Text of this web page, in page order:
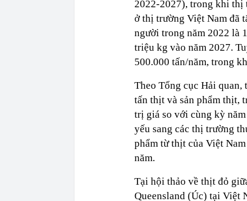
2022-2027), trong khi thị
ở thị trường Việt Nam đã
người trong năm 2022 là
triệu kg vào năm 2027.
500.000 tấn/năm, trong
Theo Tổng cục Hải quan,
tấn thịt và sản phẩm thịt,
trị giá so với cùng kỳ
yếu sang các thị trường
phẩm từ thịt của Việt
năm.
Tại hội thảo về thịt đỏ
Queensland (Úc) tại Việt